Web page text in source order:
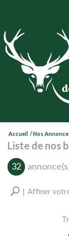
Accueil Nos
Liste de nos
32
Affiner